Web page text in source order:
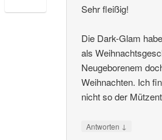
Sehr fleißig!
Die Dark-Glam
als
Neugeborenem
Weihnachten. Ich
nicht so der
Antworten ↓